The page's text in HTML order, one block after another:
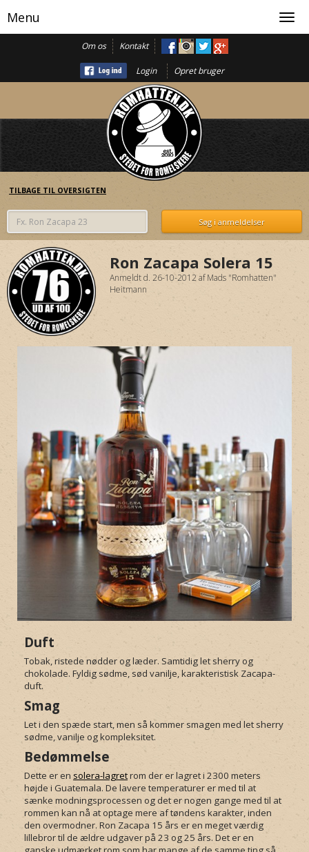
Om os Kontakt
Login Opret bruger
Menu
TILBAGE TIL OVERSIGTEN
Ron Zacapa Solera 15
Anmeldt d. 26-10-2012afMads "Romhatten"
Heitmann
Duft
Tobak, ristede nødder og læder. Samtidig let sherry og
chokolade. Fyldig sødme, sød vanilje, karakteristisk Zacapa-
duft.
Smag
Let i den spæde start, men så kommer smagen med let sherry
sødme, vanilje og kompleksitet.
Bedømmelse
Dette er en solera-lagretrom der er lagret i 2300 meters
højde i Guatemala. De lavere temperaturer er med til at
sænke modningsprocessen og det er nogen gange med til at
rommen kan nå at optage mere af tøndens karakter, inden
den overmodner. Ron Zacapa 15 års er en meget værdig
lillebror til de ældre udgaver på 23 og 25 års. Det er en